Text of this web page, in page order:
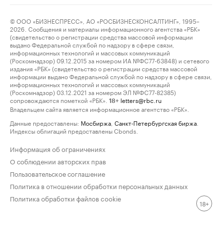
© ООО «БИЗНЕСПРЕСС», АО «РОСБИЗНЕСКОНСАЛТИНГ», 1995–
2026. Сообщения и материалы информационного агентства «РБК»
(свидетельство о регистрации средства массовой информации
выдано Федеральной службой по надзору в сфере связи,
информационных технологий и массовых коммуникаций
(Роскомнадзор) 09.12.2015 за номером ИА №ФС77-63848) и сетевого
издания «РБК» (свидетельство о регистрации средства массовой
информации выдано Федеральной службой по надзору в сфере связи,
информационных технологий и массовых коммуникаций
(Роскомнадзор) 03.12.2021 за номером ЭЛ №ФС77-82385)
сопровождаются пометкой «РБК».
18+ letters@rbc.ru
Владельцем сайта является информационное агентство «РБК».
Данные предоставлены: Мосбиржа Санкт-Петербургская биржа
Индексы облигаций предоставлены Cbonds.
Информация об ограничениях
О соблюдении авторских прав
Пользовательское соглашение
Политика в отношении обработки персональных данных
Политика обработки файлов cookie
18+